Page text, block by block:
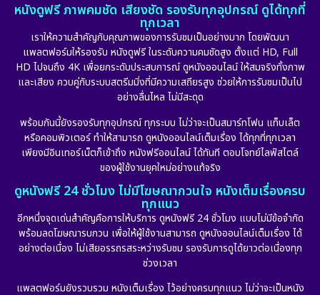
หนังดูฟรี ภาพคมชัด เสียงชัด รองรับทุกอุปกรณ์ ดูได้ทุกที่
ทุกเวลา
เราให้ความสำคัญกับคุณภาพของการรับชมเป็นอย่างมาก โดยพัฒนา
แพลตฟอร์มให้รองรับ หนังดูฟรี ในระดับความคมชัดสูง ตั้งแต่ HD, Full
HD ไปจนถึง 4K เพื่อยกระดับประสบการณ์ ดูหนังออนไลน์ ให้สมจริงทั้งภาพ
และเสียง ควบคู่กับระบบสตรีมมิ่งที่มีความเสถียรสูง ช่วยให้การรับชมเป็นไป
อย่างลื่นไหล ไม่มีสะดุด
พร้อมกันนี้ยังรองรับทุกอุปกรณ์ ทุกระบบ ไม่ว่าจะเป็นสมาร์ทโฟน แท็บเล็ต
หรือคอมพิวเตอร์ ทำให้สามารถ ดูหนังออนไลน์เต็มเรื่อง ได้ทุกที่ทุกเวลา
เพียงมีอินเทอร์เน็ตก็เข้าถึง หนังฟรีออนไลน์ ได้ทันที ตอบโจทย์ไลฟ์สไตล์
ของผู้ใช้งานยุคใหม่อย่างแท้จริง
ดูหนังฟรี 24 ชั่วโมง ไม่มีโฆษณากวนใจ หนังเต็มเรื่องครบ
ทุกแนว
อีกหนึ่งจุดเด่นสำคัญคือการให้บริการ ดูหนังฟรี 24 ชั่วโมง แบบไม่มีข้อจำกัด
พร้อมลดโฆษณารบกวน เพื่อให้ผู้ใช้งานสามารถ ดูหนังออนไลน์เต็มเรื่อง ได้
อย่างต่อเนื่อง ไม่เสียอรรถรสระหว่างรับชม รองรับการดูได้ยาวต่อเนื่องทุก
ช่วงเวลา
แพลตฟอร์มยังรวบรวม หนังเต็มเรื่อง ไว้อย่างครบทุกแนว ไม่ว่าจะเป็นหนัง